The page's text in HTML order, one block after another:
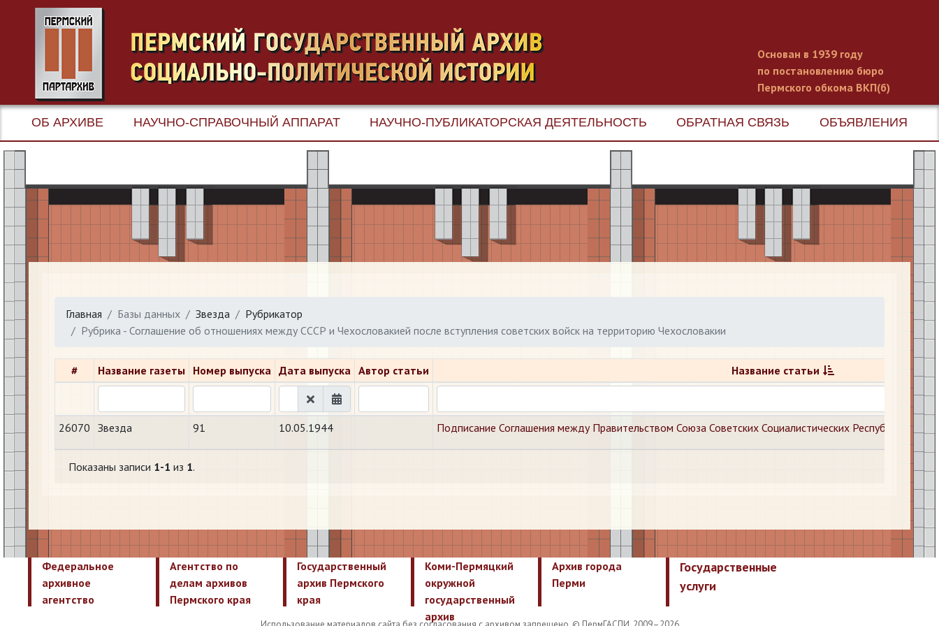
Основан в 1939 году
по постановлению бюро
Пермского обкома ВКП(б)
ОБ АРХИВЕ НАУЧНО-СПРАВОЧНЫЙ АППАРАТ НАУЧНО-ПУБЛИКАТОРСКАЯ ДЕЯТЕЛЬНОСТЬ ОБРАТНАЯ СВЯЗЬ ОБЪЯВЛЕНИЯ
Главная Базы данных Звезда
Рубрикатор
Рубрика - Соглашение об отношениях между СССР и Чехословакией после вступления советских войск на территорию Чехословакии
# Название газеты Номер выпуска Дата выпуска Автор статьи Название статьи
26070 Звезда 91 10.05.1944 Подписание Соглашения между Правительством Союза Советских Социалистических Республик и
Показаны записи 1-1 из 1.
Федеральное
архивное
агентство
Агентство по
делам архивов
Пермского края
Государственный
архив Пермского
края
Коми-Пермяцкий
окружной
государственный
архив
Архив города
Перми
Государственные
услуги